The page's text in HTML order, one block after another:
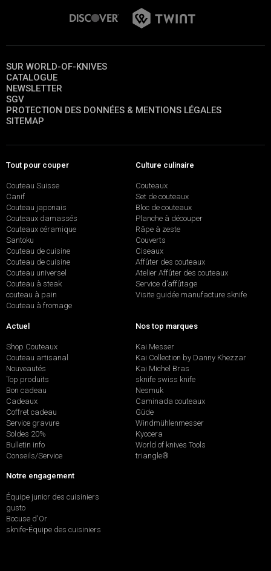
SUR WORLD-OF-KNIVES
CATALOGUE
NEWSLETTER
SGV
PROTECTION DES DONNÉES & MENTIONS LÉGALES
SITEMAP
Tout pour couper
Couteau Suisse
Canif
Couteau japonais
Couteaux damassés
Couteaux céramique
Santoku
Couteau de cuisine
Couteau de cuisine
Couteau universel
Couteau à steak
couteau à pain
Couteau à fromage
Culture culinaire
Couteaux
Set de couteaux
Bloc de couteaux
Planche à découper
Râpe à zeste
Couverts
Ciseaux
Affûter des couteaux
Atelier Affûter des couteaux
Service d’affûtage
Visite guidée manufacture sknife
Actuel
Shop Couteaux
Couteau artisanal
Nouveautés
Top produits
Bon cadeau
Cadeaux
Coffret cadeau
Service gravure
Soldes 20%
Bulletin info
Conseils/Service
Nos top marques
Kai Messer
Kai Collection by Danny Khezzar
Kai Michel Bras
sknife swiss knife
Nesmuk
Caminada couteaux
Güde
Windmühlenmesser
Kyocera
World of knives Tools
triangle®
Notre engagement
Équipe junior des cuisiniers
gusto
Bocuse d'Or
sknife-Équipe des cuisiniers